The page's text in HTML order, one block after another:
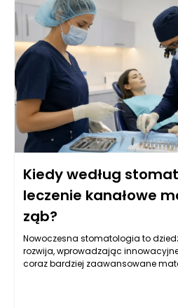
Kiedy według
leczenie kanałowe
ząb?
Nowoczesna stomatologia to
rozwija, wprowadzając
coraz bardziej zaawansowane
kanałowe, często będące